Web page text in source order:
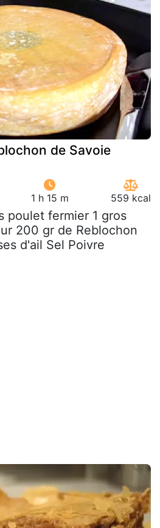
de Savoie
1 h 15 m 559 kcal
poulet fermier 1 gros
200 gr de Reblochon
d'ail Sel Poivre